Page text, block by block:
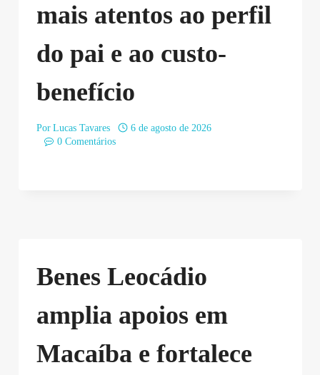
mais atentos ao perfil
do pai e ao custo-
benefício
Por Lucas Tavares
6 de agosto de 2026
0 Comentários
Benes Leocádio
amplia apoios em
Macaíba e fortalece